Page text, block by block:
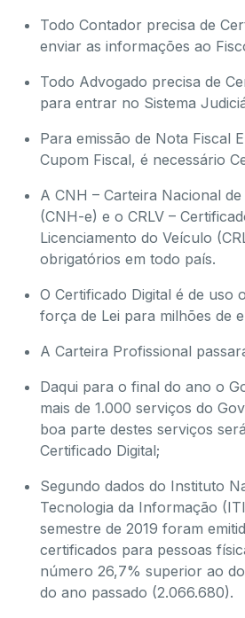
Todo Contador precisa de
enviar as informações ao
Todo Advogado precisa de
para entrar no Sistema
Para emissão de Nota Fiscal
Cupom Fiscal, é necessário
A CNH – Carteira Nacional
(CNH-e) e o CRLV –
Licenciamento do Veículo
obrigatórios em todo país.
O Certificado Digital é de uso
força de Lei para milhões de
A Carteira Profissional
Daqui para o final do ano o
mais de 1.000 serviços do
boa parte destes serviços
Certificado Digital;
Segundo dados do Instituto
Tecnologia da Informação
semestre de 2019 foram
certificados para pessoas
número 26,7% superior ao
do ano passado (2.066.680).